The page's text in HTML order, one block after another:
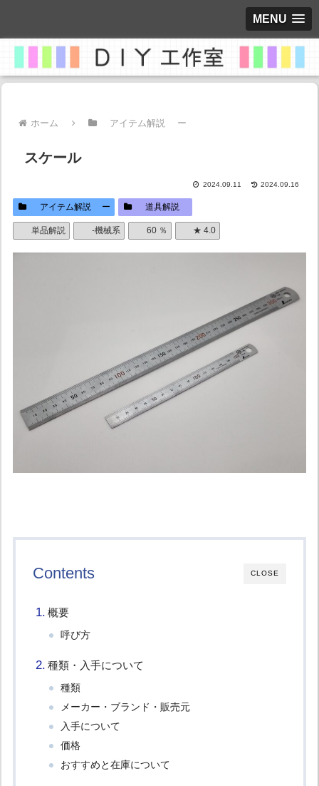
MENU
ホーム アイテム解説 ー
スケール
2024.09.11 2024.09.16
アイテム解説 ー 道具解説
単品解説 -機械系 60 ％ ★ 4.0
CLOSE
Contents
概要
呼び方
種類・入手について
種類
メーカー・ブランド・販売元
入手について
価格
おすすめと在庫について